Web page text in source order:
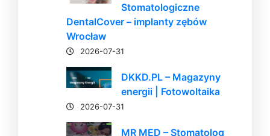
Stomatologiczne
DentalCover – implanty zębów
Wrocław
2026-07-31
DKKD.PL – Magazyny
energii | Fotowoltaika
2026-07-31
MR MED – Stomatolog